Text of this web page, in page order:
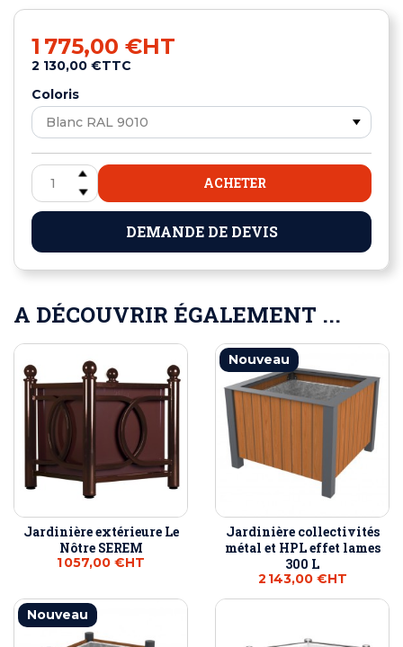
1 775,00 €HT
2 130,00 €TTC
Coloris
ACHETER
DEMANDE DE DEVIS
A DÉCOUVRIR ÉGALEMENT ...
Jardinière extérieure Le
Nôtre SEREM
1 057,00 €HT
Nouveau
Jardinière collectivités
métal et HPL effet lames
300 L
2 143,00 €HT
Nouveau